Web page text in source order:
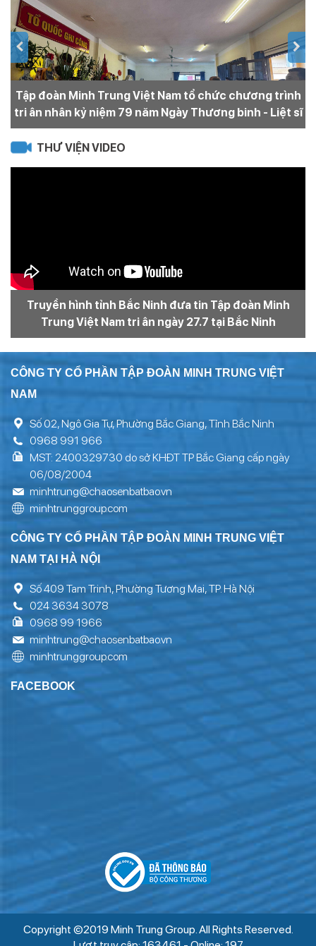
Tập đoàn Minh Trung Việt Nam tổ chức chương trình
tri ân nhân kỷ niệm 79 năm Ngày Thương binh - Liệt sĩ
THƯ VIỆN VIDEO
Truyền hình tỉnh Bắc Ninh đưa tin Tập đoàn Minh
Trung Việt Nam tri ân ngày 27.7 tại Bắc Ninh
CÔNG TY CỔ PHẦN TẬP ĐOÀN MINH TRUNG VIỆT
NAM
Số 02, Ngô Gia Tự, Phường Bắc Giang, Tỉnh Bắc Ninh
0968 991 966
MST: 2400329730 do sở KHĐT TP Bắc Giang cấp ngày
06/08/2004
minhtrung@chaosenbatbao.vn
minhtrunggroup.com
CÔNG TY CỔ PHẦN TẬP ĐOÀN MINH TRUNG VIỆT
NAM TẠI HÀ NỘI
Số 409 Tam Trinh, Phường Tương Mai, TP. Hà Nội
024 3634 3078
0968 99 1966
minhtrung@chaosenbatbao.vn
minhtrunggroup.com
FACEBOOK
Copyright ©2019 Minh Trung Group. All Rights Reserved.